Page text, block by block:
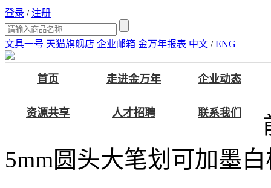
登录 / 注册
文具一号 天猫旗舰店 企业邮箱 金万年报表 中文 / ENG
首页 走进金万年 企业动态
资源共享 人才招聘 联系我们
5mm圆头大笔划可加墨